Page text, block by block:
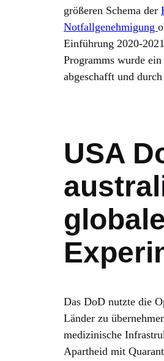
größeren Schema der
Notfallgenehmigung
Einführung 2020-
Programms wurde
abgeschafft und
USA
Das DoD nutzte die
Länder zu
medizinische
Apartheid mit